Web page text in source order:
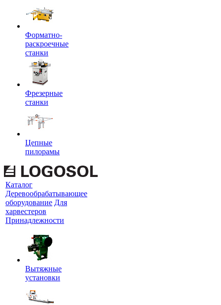
Форматно-
раскроечные
станки
Фрезерные
станки
Цепные
пилорамы
Каталог
Деревообрабатывающее
оборудование Для
харвестеров
Принадлежности
Вытяжные
установки